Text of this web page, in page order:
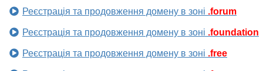
Реєстрація та продовження домену в зоні .forum
Реєстрація та продовження домену в зоні .foundation
Реєстрація та продовження домену в зоні .free